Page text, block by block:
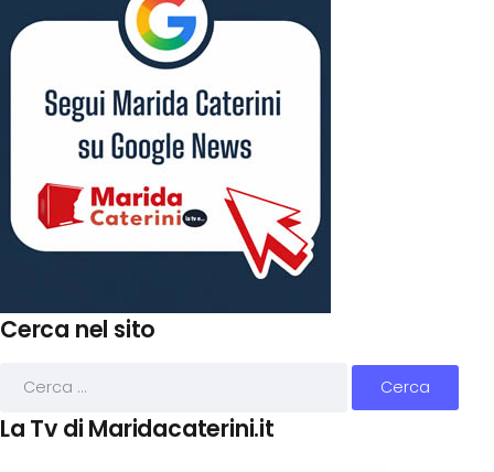
Cerca nel sito
La Tv di Maridacaterini.it